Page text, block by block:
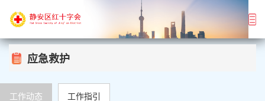
应急救护
工作动态 工作指引